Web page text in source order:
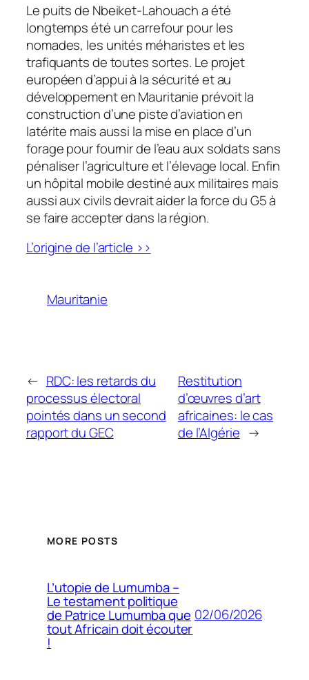
Le puits de Nbeiket-Lahouach a été
longtemps été un carrefour pour les
nomades, les unités méharistes et les
trafiquants de toutes sortes. Le projet
européen d’appui à la sécurité et au
développement en Mauritanie prévoit la
construction d’une piste d’aviation en
latérite mais aussi la mise en place d’un
forage pour fournir de l’eau aux soldats sans
pénaliser l’agriculture et l’élevage local. Enfin
un hôpital mobile destiné aux militaires mais
aussi aux civils devrait aider la force du G5 à
se faire accepter dans la région.
L’origine de l’article >>
Mauritanie
← RDC: les retards du
processus électoral
pointés dans un second
rapport du GEC
Restitution
d’œuvres d’art
africaines: le cas
de l’Algérie →
MORE POSTS
L’utopie de Lumumba –
Le testament politique
de Patrice Lumumba que
tout Africain doit écouter
!
02/06/2026